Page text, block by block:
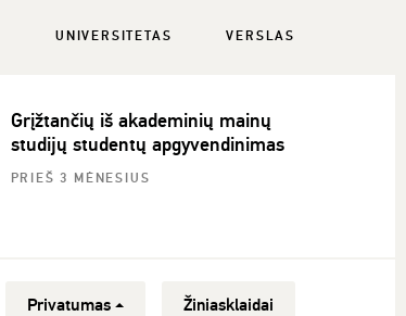
UNIVERSITETAS VERSLAS
Grįžtančių iš akademinių mainų
studijų studentų apgyvendinimas
PRIEŠ 3 MĖNESIUS
Privatumas Žiniasklaidai